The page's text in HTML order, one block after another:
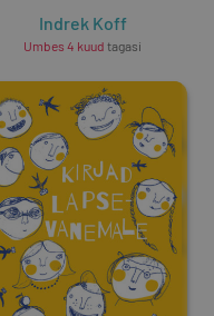
Indrek Koff
Umbes 4 kuud tagasi